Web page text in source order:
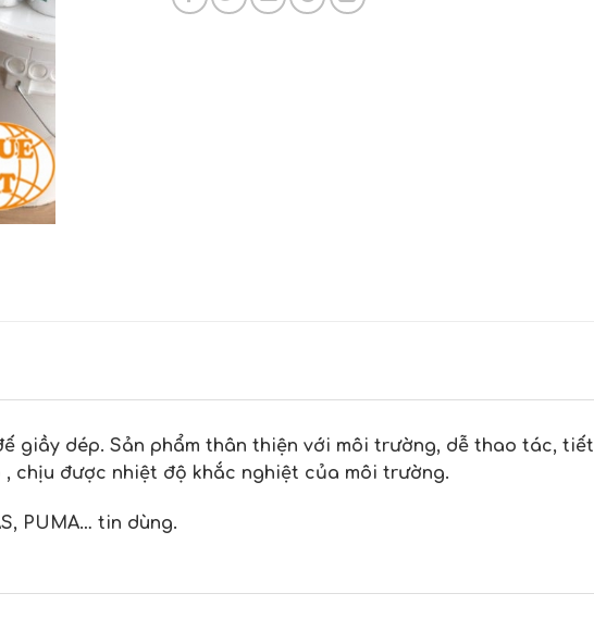
giầy dép. Sản phẩm thân thiện với môi trường, dễ thao tác, tiết
, chịu được nhiệt độ khắc nghiệt của môi trường.
PUMA… tin dùng.